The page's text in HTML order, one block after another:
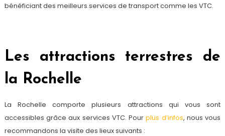
bénéficiant des meilleurs services de transport comme les VTC.
Les attractions terrestres de
la Rochelle
La Rochelle comporte plusieurs attractions qui vous sont
accessibles grâce aux services VTC. Pourplus d’infos, nous vous
recommandons la visite des lieux suivants :